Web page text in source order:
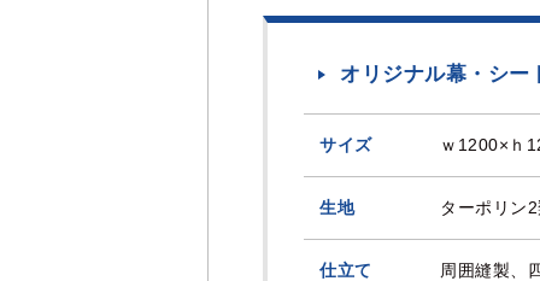
オリジナル幕・シー
サイズ ｗ1200×ｈ
生地 ターポリン
仕立て 周囲縫製、